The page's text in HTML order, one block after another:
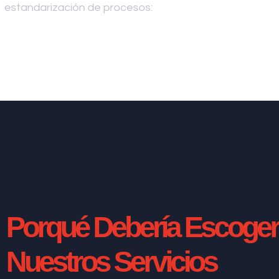
estandarización de procesos:
Porqué Debería Escoger
Nuestros Servicios